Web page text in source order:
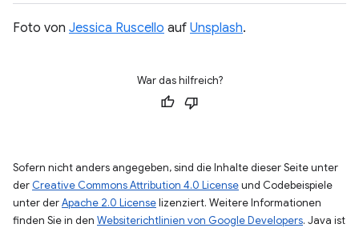
Foto von Jessica Ruscello auf Unsplash.
War das hilfreich?
Sofern nicht anders angegeben, sind die Inhalte dieser Seite unter
der Creative Commons Attribution 4.0 Licenseund Codebeispiele
unter derApache 2.0 Licenselizenziert. Weitere Informationen
finden Sie in den Websiterichtlinien von Google Developers. Java ist